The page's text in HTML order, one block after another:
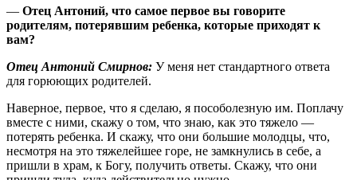
— Отец Антоний, что самое первое вы говорите
родителям, потерявшим ребенка, которые приходят к
вам?
Отец Антоний Смирнов: У меня нет стандартного ответа
для горюющих родителей.
Наверное, первое, что я сделаю, я пособолезную им. Поплачу
вместе с ними, скажу о том, что знаю, как это тяжело ―
потерять ребенка. И скажу, что они большие молодцы, что,
несмотря на это тяжелейшее горе, не замкнулись в себе, а
пришли в храм, к Богу, получить ответы. Скажу, что они